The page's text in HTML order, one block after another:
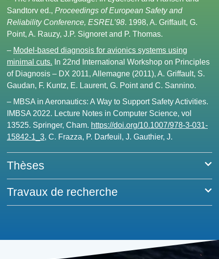
Sandtorv ed., Proceedings of European Safety and
Reliability Conference, ESREL’98. 1998, A. Griffault, G.
Point, A. Rauzy, J.P. Signoret and P. Thomas.
– Model-based diagnosis for avionics systems using
minimal cuts. In 22nd International Workshop on Principles
of Diagnosis – DX 2011, Allemagne (2011), A. Griffault, S.
Gaudan, F. Kuntz, E. Laurent, G. Point and C. Sannino.
– MBSA in Aeronautics: A Way to Support Safety Activities.
IMBSA 2022. Lecture Notes in Computer Science, vol
13525. Springer, Cham. https://doi.org/10.1007/978-3-031-
15842-1_3, C. Frazza, P. Darfeuil, J. Gauthier, J.
Thèses
Travaux de recherche